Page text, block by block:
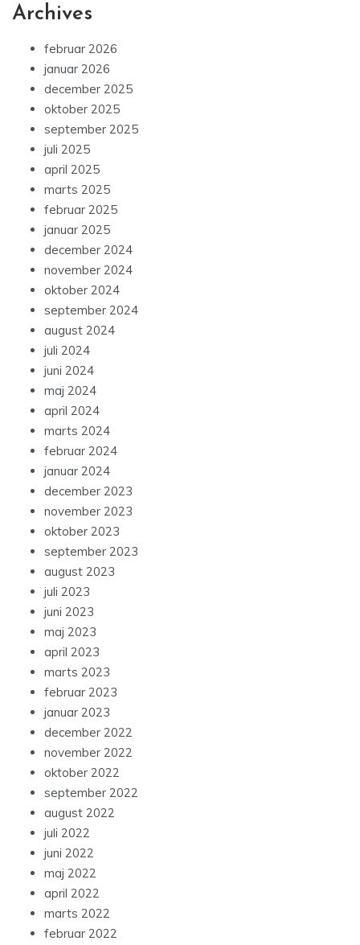
Archives
februar 2026
januar 2026
december 2025
oktober 2025
september 2025
juli 2025
april 2025
marts 2025
februar 2025
januar 2025
december 2024
november 2024
oktober 2024
september 2024
august 2024
juli 2024
juni 2024
maj 2024
april 2024
marts 2024
februar 2024
januar 2024
december 2023
november 2023
oktober 2023
september 2023
august 2023
juli 2023
juni 2023
maj 2023
april 2023
marts 2023
februar 2023
januar 2023
december 2022
november 2022
oktober 2022
september 2022
august 2022
juli 2022
juni 2022
maj 2022
april 2022
marts 2022
februar 2022